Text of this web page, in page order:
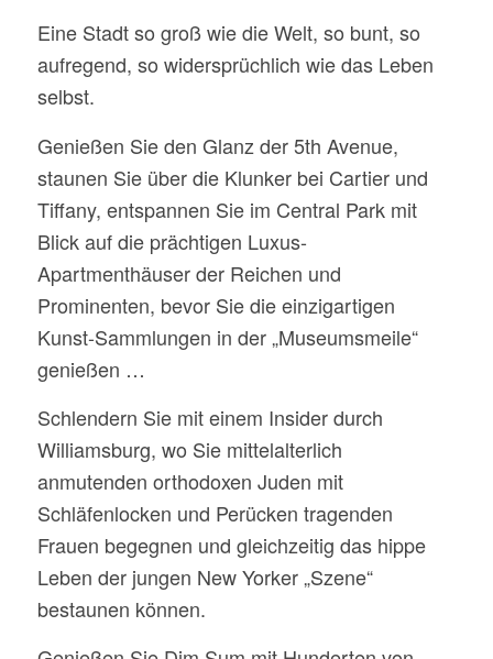
Eine Stadt so groß wie die Welt, so bunt, so
aufregend, so widersprüchlich wie das Leben
selbst.
Genießen Sie den Glanz der 5th Avenue,
staunen Sie über die Klunker bei Cartier und
Tiffany, entspannen Sie im Central Park mit
Blick auf die prächtigen Luxus-
Apartmenthäuser der Reichen und
Prominenten, bevor Sie die einzigartigen
Kunst-Sammlungen in der „Museumsmeile“
genießen …
Schlendern Sie mit einem Insider durch
Williamsburg, wo Sie mittelalterlich
anmutenden orthodoxen Juden mit
Schläfenlocken und Perücken tragenden
Frauen begegnen und gleichzeitig das hippe
Leben der jungen New Yorker „Szene“
bestaunen können.